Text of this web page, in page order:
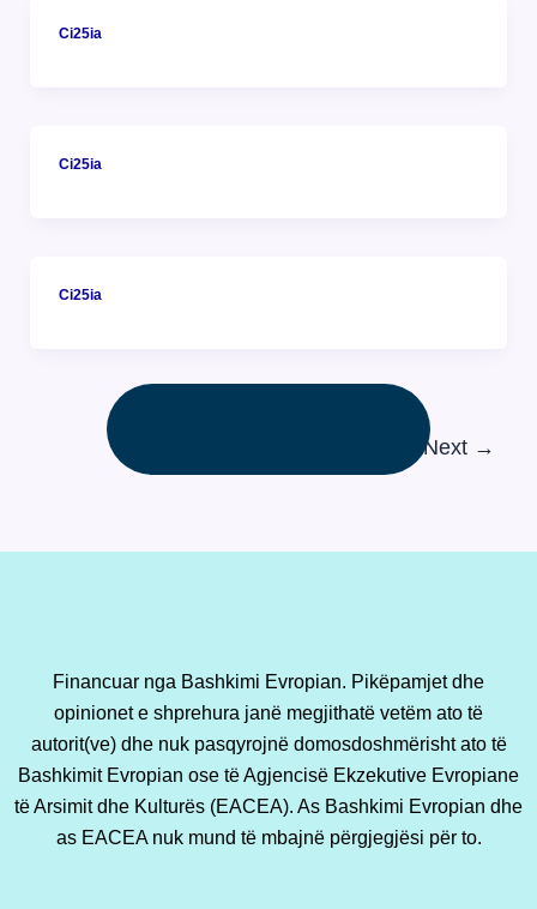
Ci25ia
Ci25ia
Ci25ia
Next →
Financuar nga Bashkimi Evropian. Pikëpamjet dhe
opinionet e shprehura janë megjithatë vetëm ato të
autorit(ve) dhe nuk pasqyrojnë domosdoshmërisht ato të
Bashkimit Evropian ose të Agjencisë Ekzekutive Evropiane
të Arsimit dhe Kulturës (EACEA). As Bashkimi Evropian dhe
as EACEA nuk mund të mbajnë përgjegjësi për to.